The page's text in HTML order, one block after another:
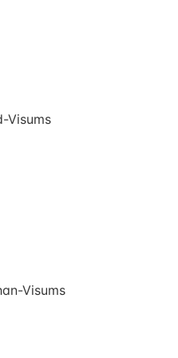
Visums
Visums